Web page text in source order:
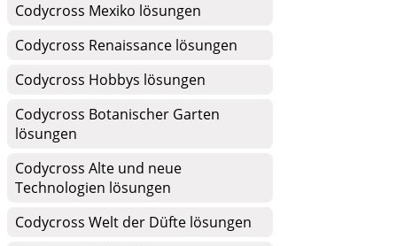
Codycross Mexiko lösungen
Codycross Renaissance lösungen
Codycross Hobbys lösungen
Codycross Botanischer Garten
lösungen
Codycross Alte und neue
Technologien lösungen
Codycross Welt der Düfte lösungen